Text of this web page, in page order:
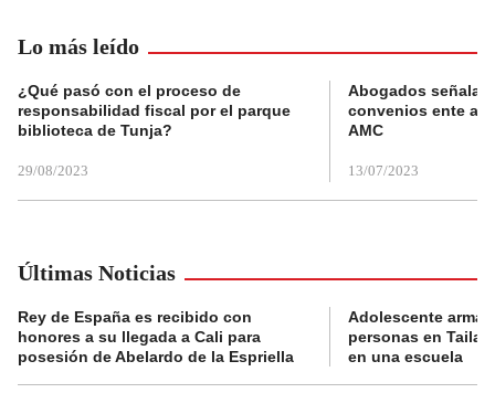
Lo más leído
¿Qué pasó con el proceso de
responsabilidad fiscal por el parque
biblioteca de Tunja?
29/08/2023
Abogados
convenios ente
AMC
13/07/2023
Últimas Noticias
Rey de España es recibido con
honores a su llegada a Cali para
posesión de Abelardo de la Espriella
Adolescente
personas en
en una escuela